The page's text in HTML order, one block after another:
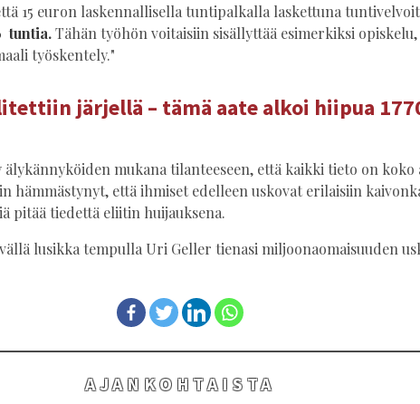
15 euron laskennallisella tuntipalkalla laskettuna
tuntia.Tähän työhön voitaisiin sisällyttää esimerkiksi
työskentely."
järjellä – tämä aate alkoi hiipua
mukana tilanteeseen, että kaikki tieto on koko
hämmästynyt, että ihmiset edelleen uskovat erilaisiin
pitää tiedettä eliitin huijauksena.
lusikka tempulla Uri Geller tienasi miljoonaomaisuuden
AJANKOHTAISTA